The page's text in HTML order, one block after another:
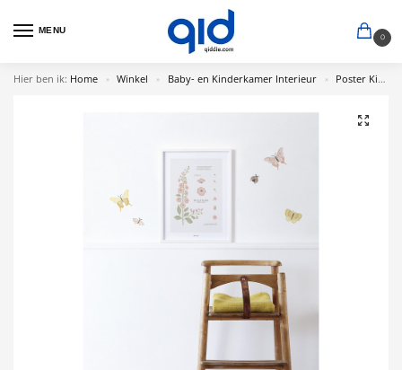
MENU
0
Hier ben ik: Home » Winkel » Baby- en Kinderkamer Interieur » Poster Kinderkamer